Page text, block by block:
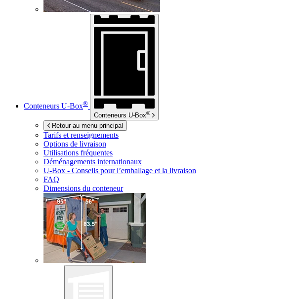
Conteneurs U-Box®
Conteneurs U-Box®
Retour au menu principal
Tarifs et renseignements
Options de livraison
Utilisations fréquentes
Déménagements internationaux
U-Box - Conseils pour l’emballage et la livraison
FAQ
Dimensions du conteneur